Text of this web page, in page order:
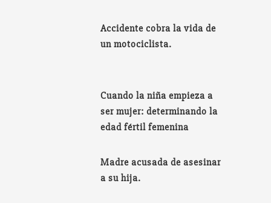
Accidente cobra la vida de
un motociclista.
Cuando la niña empieza a
ser mujer: determinando la
edad fértil femenina
Madre acusada de asesinar
a su hija.